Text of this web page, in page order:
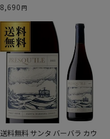
8,690
送料無料 サンタ バーバラ カウ